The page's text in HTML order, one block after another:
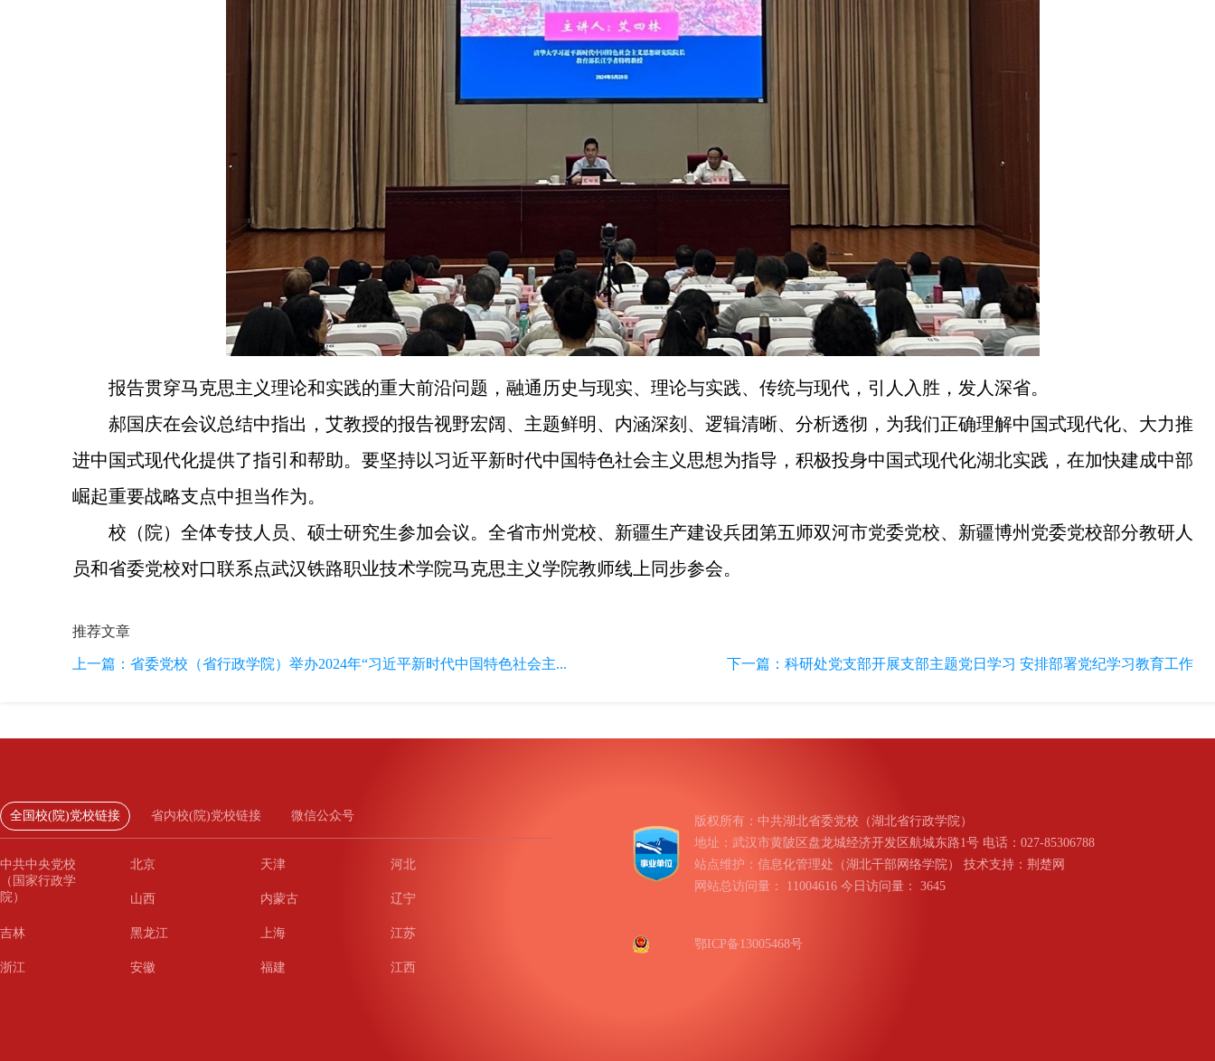
报告贯穿马克思主义理论和实践的重大前沿问题，融通历史与现实、理论与实践、传统与现代，引人入胜，发人深省。
郝国庆在会议总结中指出，艾教授的报告视野宏阔、主题鲜明、内涵深刻、逻辑清晰、分析透彻，为我们正确理解中国式现代化、大力推
进中国式现代化提供了指引和帮助。要坚持以习近平新时代中国特色社会主义思想为指导，积极投身中国式现代化湖北实践，在加快建成中部
崛起重要战略支点中担当作为。
校（院）全体专技人员、硕士研究生参加会议。全省市州党校、新疆生产建设兵团第五师双河市党委党校、新疆博州党委党校部分教研人
员和省委党校对口联系点武汉铁路职业技术学院马克思主义学院教师线上同步参会。
推荐文章
上一篇： 省委党校（省行政学院）举办2024年“习近平新时代中国特色社会主... 下一篇： 科研处党支部开展支部主题党日学习 安排部署党纪学习教育工作
全国校(院)党校链接 省内校(院)党校链接 微信公众号
中共中央党校
（国家行政学
院）
北京 天津 河北
山西 内蒙古 辽宁
吉林 黑龙江 上海 江苏
浙江 安徽 福建 江西
版权所有：中共湖北省委党校（湖北省行政学院）
地址：武汉市黄陂区盘龙城经济开发区航城东路1号 电话：027-85306788
站点维护：信息化管理处（湖北干部网络学院） 技术支持：荆楚网
网站总访问量： 11004616 今日访问量： 3645
鄂ICP备13005468号